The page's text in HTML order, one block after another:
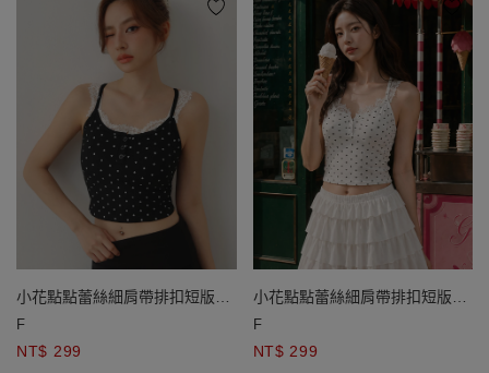
小花點點蕾絲細肩帶排扣短版
BRA背心
F
NT$ 299
小花點點蕾絲細肩帶排扣短版
BRA背心
F
NT$ 299